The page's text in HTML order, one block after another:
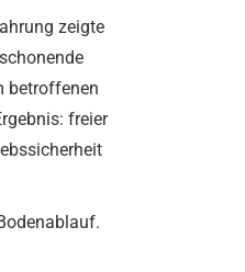
zeigte
betroffenen
freier